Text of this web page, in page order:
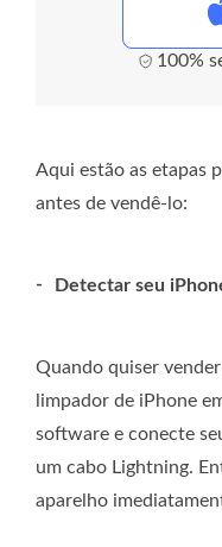
100%
Aqui estão as etapas
antes de vendê-lo:
- Detectar seu
Quando quiser
limpador de iPhone
software e conecte
um cabo Lightning.
aparelho